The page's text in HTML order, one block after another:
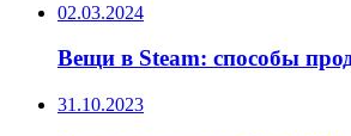
02.03.2024
Вещи в Steam: способы
31.10.2023